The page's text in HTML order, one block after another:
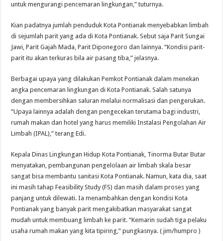
untuk mengurangi pencemaran lingkungan,” tuturnya.
Kian padatnya jumlah penduduk Kota Pontianak menyebabkan limbah
di sejumlah parit yang ada di Kota Pontianak. Sebut saja Parit Sungai
Jawi, Parit Gajah Mada, Parit Diponegoro dan lainnya. “Kondisi parit-
parit itu akan terkuras bila air pasang tiba,” jelasnya.
Berbagai upaya yang dilakukan Pemkot Pontianak dalam menekan
angka pencemaran lingkungan di Kota Pontianak. Salah satunya
dengan membersihkan saluran melalui normalisasi dan pengerukan.
“Upaya lainnya adalah dengan pengecekan terutama bagi industri,
rumah makan dan hotel yang harus memiliki Instalasi Pengolahan Air
Limbah (IPAL),” terang Edi.
Kepala Dinas Lingkungan Hidup Kota Pontianak, Tinorma Butar Butar
menyatakan, pembangunan pengelolaan air limbah skala besar
sangat bisa membantu sanitasi Kota Pontianak. Namun, kata dia, saat
ini masih tahap Feasibility Study (FS) dan masih dalam proses yang
panjang untuk dilewati. Ia menambahkan dengan kondisi Kota
Pontianak yang banyak parit mengakibatkan masyarakat sangat
mudah untuk membuang limbah ke parit. “Kemarin sudah tiga pelaku
usaha rumah makan yang kita tipiring,” pungkasnya. ( jim/humpro )